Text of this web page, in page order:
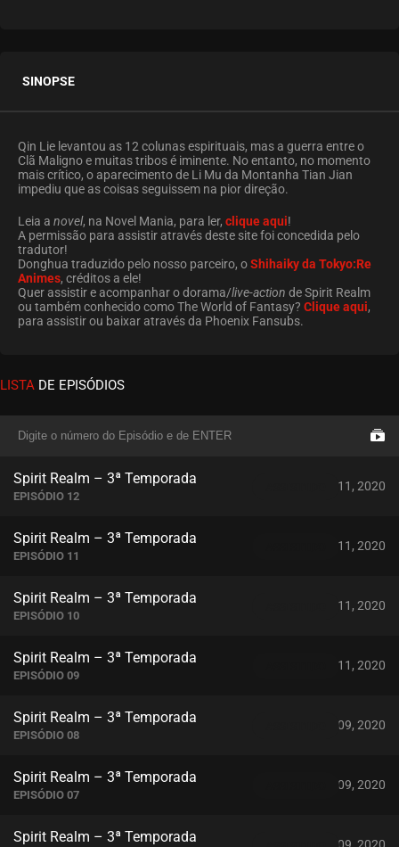
SINOPSE
Qin Lie levantou as 12 colunas espirituais, mas a guerra entre o
Clã Maligno e muitas tribos é iminente. No entanto, no momento
mais crítico, o aparecimento de Li Mu da Montanha Tian Jian
impediu que as coisas seguissem na pior direção.
Leia a novel, na Novel Mania, para ler, clique aqui!
A permissão para assistir através deste site foi concedida pelo
tradutor!
Donghua traduzido pelo nosso parceiro, oShihaiky da Tokyo:Re
Animes, créditos a ele!
Quer assistir e acompanhar o dorama/live-action de Spirit Realm
ou também conhecido como The World of Fantasy? Clique aqui,
para assistir ou baixar através da Phoenix Fansubs.
LISTA DE EPISÓDIOS
Spirit Realm – 3ª Temporada
EPISÓDIO 12
novembro 11, 2020
Spirit Realm – 3ª Temporada
EPISÓDIO 11
novembro 11, 2020
Spirit Realm – 3ª Temporada
EPISÓDIO 10
novembro 11, 2020
Spirit Realm – 3ª Temporada
EPISÓDIO 09
novembro 11, 2020
Spirit Realm – 3ª Temporada
EPISÓDIO 08
novembro 09, 2020
Spirit Realm – 3ª Temporada
EPISÓDIO 07
novembro 09, 2020
Spirit Realm – 3ª Temporada